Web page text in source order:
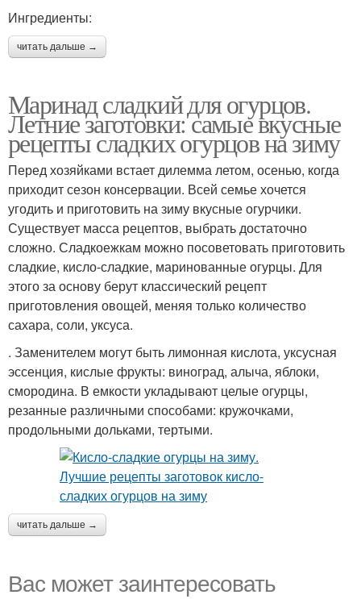
Ингредиенты:
читать дальше →
Маринад сладкий для огурцов.
Летние заготовки: самые вкусные
рецепты сладких огурцов на зиму
Перед хозяйками встает дилемма летом, осенью, когда
приходит сезон консервации. Всей семье хочется
угодить и приготовить на зиму вкусные огурчики.
Существует масса рецептов, выбрать достаточно
сложно. Сладкоежкам можно посоветовать приготовить
сладкие, кисло-сладкие, маринованные огурцы. Для
этого за основу берут классический рецепт
приготовления овощей, меняя только количество
сахара, соли, уксуса.
. Заменителем могут быть лимонная кислота, уксусная
эссенция, кислые фрукты: виноград, алыча, яблоки,
смородина. В емкости укладывают целые огурцы,
резанные различными способами: кружочками,
продольными дольками, тертыми.
читать дальше →
Вас может заинтересовать